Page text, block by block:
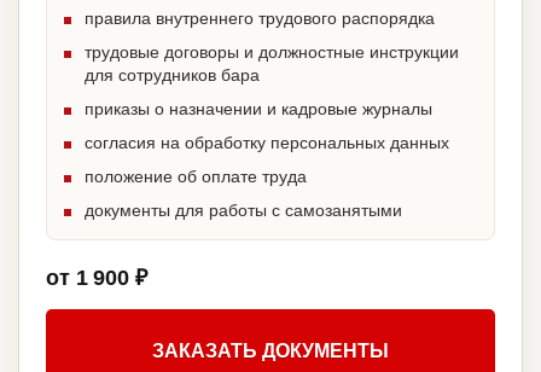
правила внутреннего трудового распорядка
трудовые договоры и должностные инструкции
для сотрудников бара
приказы о назначении и кадровые журналы
согласия на обработку персональных данных
положение об оплате труда
документы для работы с самозанятыми
от 1 900 ₽
ЗАКАЗАТЬ ДОКУМЕНТЫ